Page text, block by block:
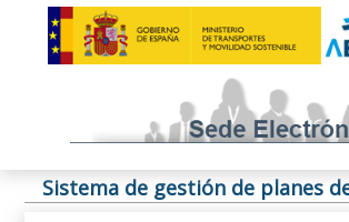
Sistema de gestión de planes